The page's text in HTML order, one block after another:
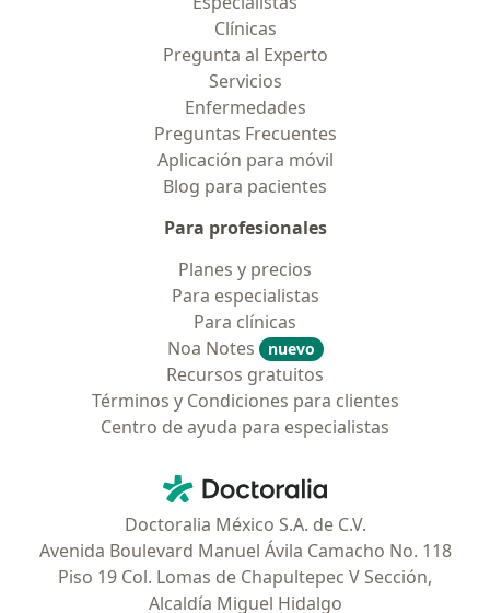
Clínicas
Pregunta al Experto
Servicios
Enfermedades
Preguntas Frecuentes
Aplicación para móvil
Blog para pacientes
Para profesionales
Planes y precios
Para especialistas
Para clínicas
Noa Notes
nuevo
Recursos gratuitos
Términos y Condiciones para clientes
Centro de ayuda para especialistas
Doctoralia - Página de inicio
Doctoralia México S.A. de C.V.
Avenida Boulevard Manuel Ávila Camacho No. 118
Piso 19 Col. Lomas de Chapultepec V Sección,
Alcaldía Miguel Hidalgo